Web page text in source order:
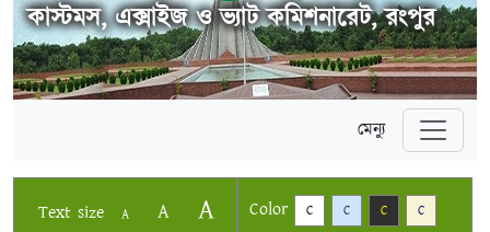
কাস্টমস, এক্সাইজ ও ভ্যাট কমিশনারেট, রংপুর
মেন্যু
Text size A A A Color C C C C